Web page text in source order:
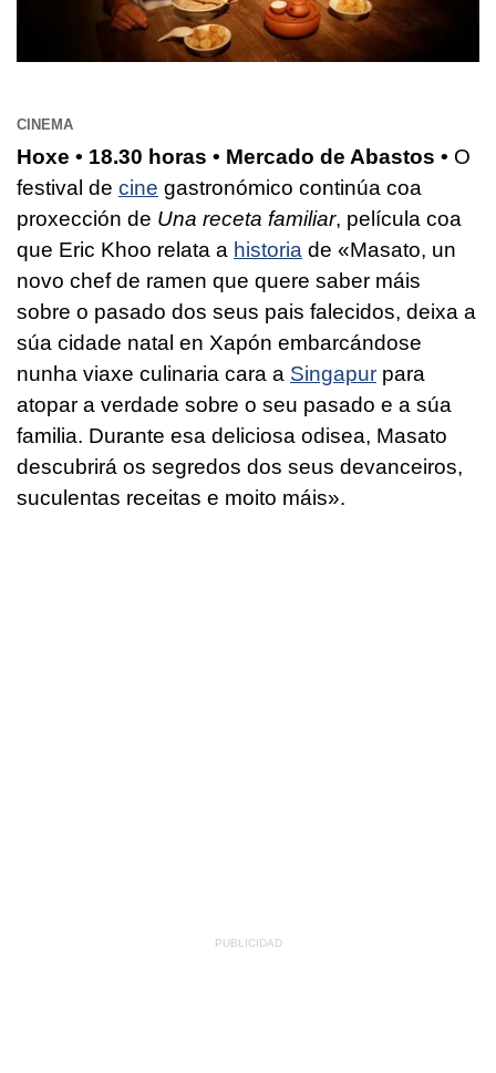
CINEMA
Hoxe • 18.30 horas • Mercado de Abastos • O
festival de cine gastronómico continúa coa
proxección de Una receta familiar, película coa
que Eric Khoo relata a historia de «Masato, un
novo chef de ramen que quere saber máis
sobre o pasado dos seus pais falecidos, deixa a
súa cidade natal en Xapón embarcándose
nunha viaxe culinaria cara a Singapur para
atopar a verdade sobre o seu pasado e a súa
familia. Durante esa deliciosa odisea, Masato
descubrirá os segredos dos seus devanceiros,
suculentas receitas e moito máis».